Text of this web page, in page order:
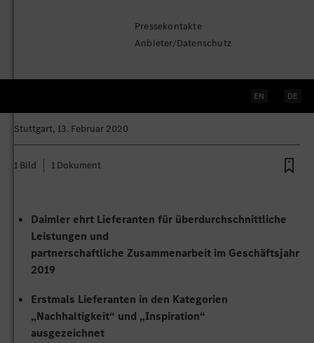
Pressekontakte
Anbieter/Datenschutz
EN DE
Daimler Supplier Award 2020:
Daimler zeichnet zum 12. Mal
Lieferanten aus: Erstmals Award
für Nachhaltigkeit verliehen
Stuttgart, 13. Februar 2020
1 Bild 1 Dokument
Daimler ehrt Lieferanten für überdurchschnittliche
Leistungen und
partnerschaftliche Zusammenarbeit im Geschäftsjahr
2019
Erstmals Lieferanten in den Kategorien
„Nachhaltigkeit“ und „Inspiration“
ausgezeichnet